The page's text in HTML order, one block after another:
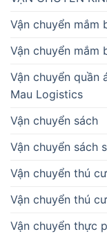
Vận chuyển mắm
Vận chuyển mắm
Vận chuyển quần
Mau Logistics
Vận chuyển sách
Vận chuyển sách
Vận chuyển thú
Vận chuyển thú
Vận chuyển thực